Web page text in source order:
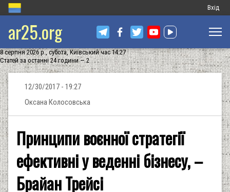
Меню
запису
Вхід
ar25.org
8 серпня 2026 р., субота, Київський час 14:27
Статей за останні 24 години — 2
12/30/2017 - 19:27
Оксана Колосовська
Принципи воєнної стратегії
ефективні у веденні бізнесу, –
Брайан Трейсі